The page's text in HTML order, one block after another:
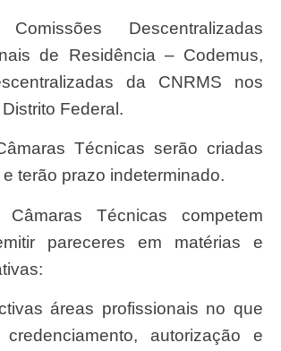
de Residência – Codemus,
da CNRMS nos
Federal.
terão prazo indeterminado.
pareceres em matérias e
autorização e